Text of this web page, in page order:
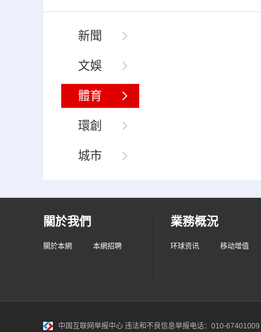
新聞
文娛
體育
環創
城市
關於我們
關於本網 本網招聘
業務概況
环球资讯 移动增值
中国互联网举报中心 违法和不良信息举报电话：010-